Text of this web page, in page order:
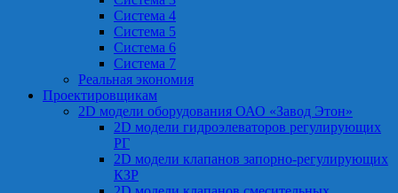
Система 4
Система 5
Система 6
Система 7
Реальная экономия
Проектировщикам
2D модели оборудования ОАО «Завод Этон»
2D модели гидроэлеваторов регулирующих
РГ
2D модели клапанов запорно-регулирующих
КЗР